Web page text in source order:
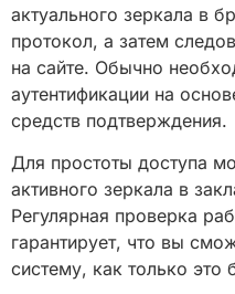
актуального зеркала в
протокол, а затем
на сайте. Обычно
аутентификации на
средств подтверждения.
Для простоты доступа
активного зеркала в
Регулярная проверка
гарантирует, что вы
систему, как только это